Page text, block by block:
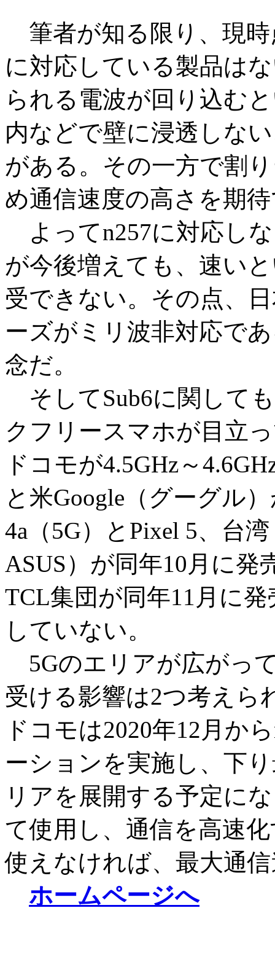
筆者が知る限り、現時
に対応している製品は
られる電波が回り込む
内などで壁に浸透しな
がある。その一方で割
め通信速度の高さを期
よってn257に対応し
が今後増えても、速い
受できない。その点、
ーズがミリ波非対応で
念だ。
そしてSub6に関して
クフリースマホが目立
ドコモが4.5GHz～
と米Google（グーグル
4a（5G）とPixel 5、台
ASUS）が同年10月に発
TCL集団が同年11月に
していない。
5Gのエリアが広がっ
受ける影響は2つ考えら
ドコモは2020年12月か
ーションを実施し、下
リアを展開する予定に
て使用し、通信を高速
使えなければ、最大通
ホームページへ